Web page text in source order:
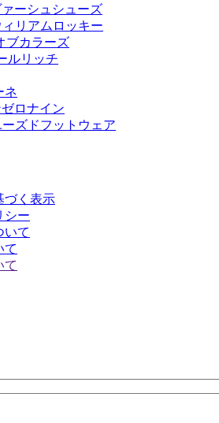
ァーシュシューズ
ィリアムロッキー
ブカラーズ
ルリッチ
ネ
ロナイン
ーズドフットウェア
づく表示
シー
いて
て
て